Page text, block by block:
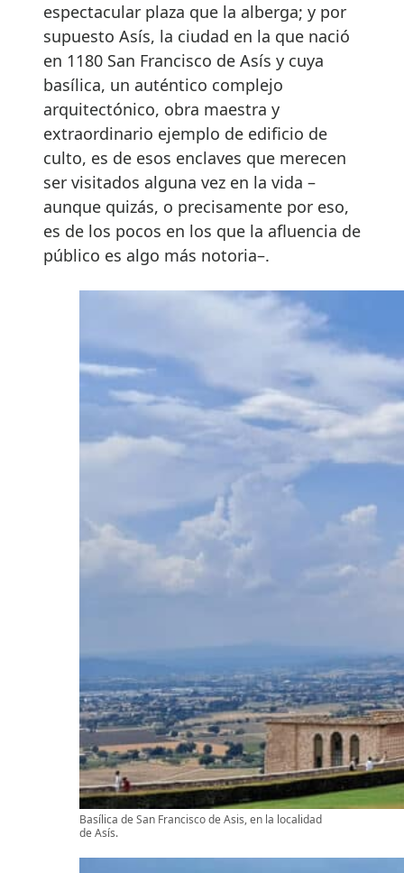
espectacular plaza que la alberga; y por
supuesto Asís, la ciudad en la que nació
en 1180 San Francisco de Asís y cuya
basílica, un auténtico complejo
arquitectónico, obra maestra y
extraordinario ejemplo de edificio de
culto, es de esos enclaves que merecen
ser visitados alguna vez en la vida –
aunque quizás, o precisamente por eso,
es de los pocos en los que la afluencia de
público es algo más notoria–.
Basílica de San Francisco de Asis, en la localidad
de Asís.